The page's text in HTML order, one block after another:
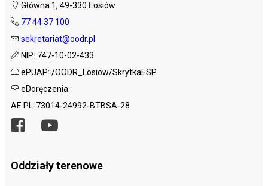
Główna 1, 49-330 Łosiów
77 44 37 100
sekretariat@oodr.pl
NIP: 747-10-02-433
ePUAP: /OODR_Losiow/SkrytkaESP
eDoręczenia:
AE:PL-73014-24992-BTBSA-28
Oddziały terenowe